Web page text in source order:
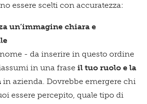
essere scelti con accuratezza:
un’immagine chiara e
- da inserire in questo ordine
in una frase il tuo ruolo e la
in azienda. Dovrebbe emergere chi
essere percepito, quale tipo di